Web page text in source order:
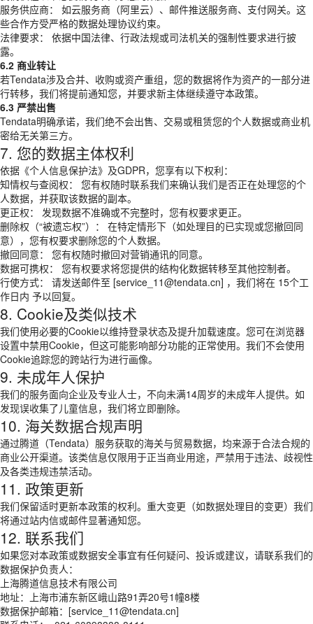
服务供应商： 如云服务商（阿里云）、邮件推送服务商、支付网关。这
些合作方受严格的数据处理协议约束。
法律要求： 依据中国法律、行政法规或司法机关的强制性要求进行披
露。
6.2 商业转让
若Tendata涉及合并、收购或资产重组，您的数据将作为资产的一部分进
行转移，我们将提前通知您，并要求新主体继续遵守本政策。
6.3 严禁出售
Tendata明确承诺，我们绝不会出售、交易或租赁您的个人数据或商业机
密给无关第三方。
7. 您的数据主体权利
依据《个人信息保护法》及GDPR，您享有以下权利：
知情权与查阅权： 您有权随时联系我们来确认我们是否正在处理您的个
人数据，并获取该数据的副本。
更正权： 发现数据不准确或不完整时，您有权要求更正。
删除权（“被遗忘权”）： 在特定情形下（如处理目的已实现或您撤回同
意），您有权要求删除您的个人数据。
撤回同意： 您有权随时撤回对营销通讯的同意。
数据可携权： 您有权要求将您提供的结构化数据转移至其他控制者。
行使方式： 请发送邮件至 [service_11@tendata.cn] ，我们将在 15个工
作日内 予以回复。
8. Cookie及类似技术
我们使用必要的Cookie以维持登录状态及提升加载速度。您可在浏览器
设置中禁用Cookie，但这可能影响部分功能的正常使用。我们不会使用
Cookie追踪您的跨站行为进行画像。
9. 未成年人保护
我们的服务面向企业及专业人士，不向未满14周岁的未成年人提供。如
发现误收集了儿童信息，我们将立即删除。
10. 海关数据合规声明
通过腾道（Tendata）服务获取的海关与贸易数据，均来源于合法合规的
商业公开渠道。该类信息仅限用于正当商业用途，严禁用于违法、歧视性
及各类违规违禁活动。
11. 政策更新
我们保留适时更新本政策的权利。重大变更（如数据处理目的变更）我们
将通过站内信或邮件显著通知您。
12. 联系我们
如果您对本政策或数据安全事宜有任何疑问、投诉或建议，请联系我们的
数据保护负责人：
上海腾道信息技术有限公司
地址：上海市浦东新区峨山路91弄20号1幢8楼
数据保护邮箱：[service_11@tendata.cn]